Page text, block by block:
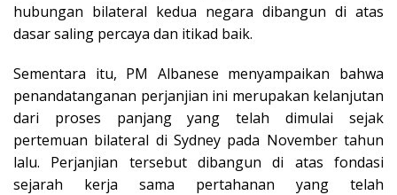
hubungan bilateral kedua negara dibangun di atas
dasar saling percaya dan itikad baik.
Sementara itu, PM Albanese menyampaikan bahwa
penandatanganan perjanjian ini merupakan kelanjutan
dari proses panjang yang telah dimulai sejak
pertemuan bilateral di Sydney pada November tahun
lalu. Perjanjian tersebut dibangun di atas fondasi
sejarah kerja sama pertahanan yang telah